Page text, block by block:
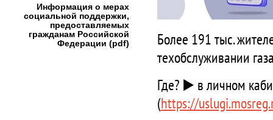
Более 191 тыс.
техобслуживании
Где? ▶️ в личном
(https://
Информация о мерах
социальной поддержки,
предоставляемых
гражданам Российской
Федерации (pdf)